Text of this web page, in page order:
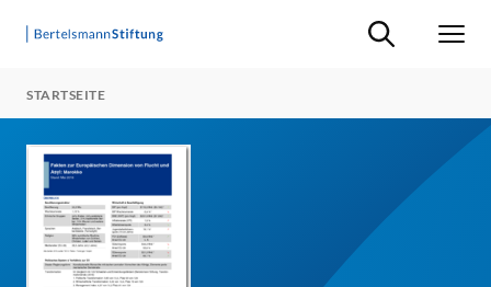
Suche ein-/
STARTSEITE